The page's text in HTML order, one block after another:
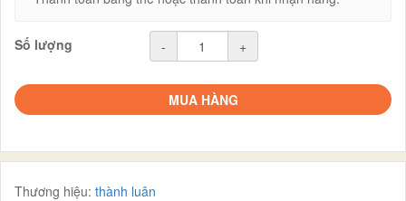
Số lượng - +
MUA HÀNG
Thương hiệu: thành luân